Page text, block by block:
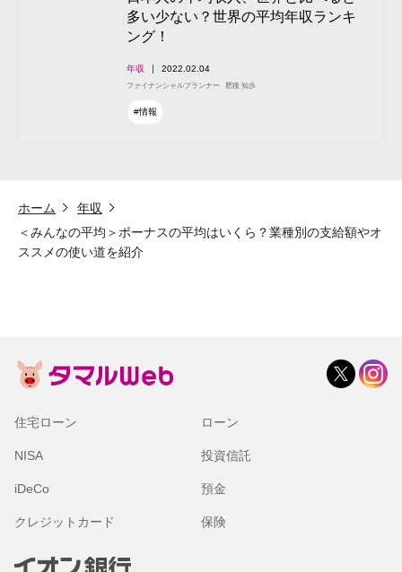
多い少ない？世界の平均年収ランキ
ング！
年収 2022.02.04
ファイナンシャルプランナー 肥後 知歩
#情報
ホーム
年収
＜みんなの平均＞ボーナスの平均はいくら？業種別の支給額やオ
ススメの使い道を紹介
住宅ローン ローン
NISA 投資信託
iDeCo 預金
クレジットカード 保険